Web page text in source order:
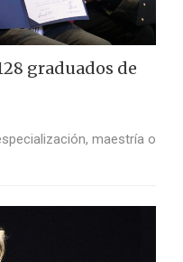
graduados de
maestría o